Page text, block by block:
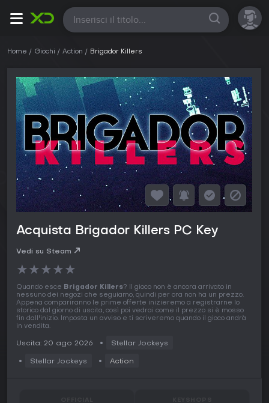
Tutte
Home Giochi Action Brigador Killers
Acquista Brigador Killers PC Key
Vedi su Steam
★★★★★
Quando esce Brigador Killers? Il gioco non è ancora arrivato in
nessuno dei negozi che seguiamo, quindi per ora non ha un prezzo.
Appena compariranno le prime offerte inizieremo a registrarne lo
storico dal giorno di uscita, così poi vedrai come il prezzo si è mosso
fin dall'inizio. Imposta un avviso e ti scriveremo quando il gioco andrà
in vendita.
Uscita: 20 ago 2026 Stellar Jockeys
Stellar Jockeys Action